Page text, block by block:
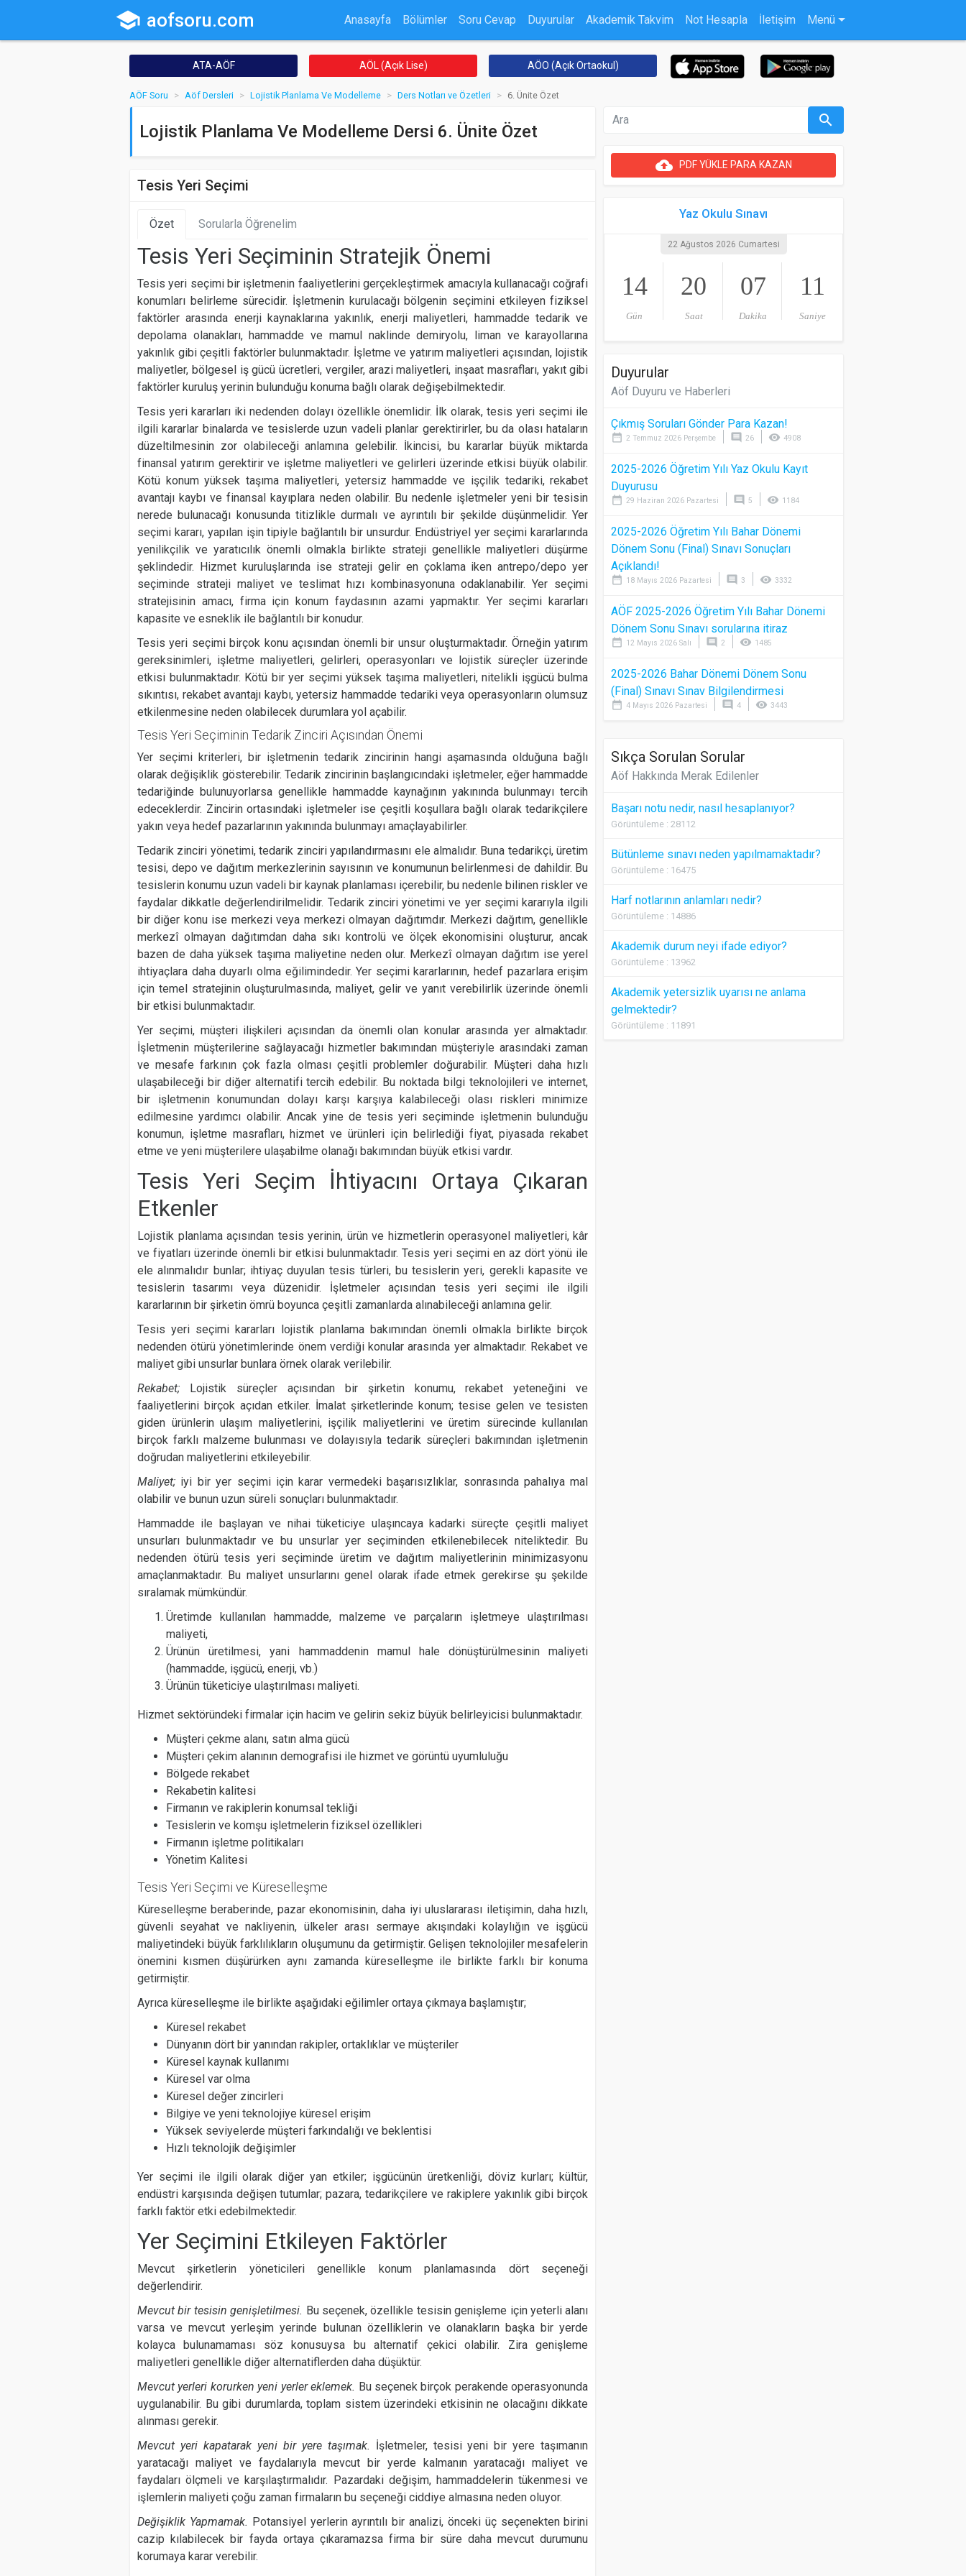
school aofsoru.com Anasayfa Bölümler Soru Cevap Duyurular Akademik Takvim Not Hesapla İletişim Menü
ATA-AÖF AÖL (Açık Lise) AÖO (Açık Ortaokul)
AÖF Soru Aöf Dersleri Lojistik Planlama Ve Modelleme Ders Notları ve Özetleri 6. Ünite Özet
Lojistik Planlama Ve Modelleme Dersi 6. Ünite Özet
Tesis Yeri Seçimi
Özet Sorularla Öğrenelim
Tesis Yeri Seçiminin Stratejik Önemi
Tesis yeri seçimi bir işletmenin faaliyetlerini gerçekleştirmek amacıyla kullanacağı coğrafi
konumları belirleme sürecidir. İşletmenin kurulacağı bölgenin seçimini etkileyen fiziksel
faktörler arasında enerji kaynaklarına yakınlık, enerji maliyetleri, hammadde tedarik ve
depolama olanakları, hammadde ve mamul naklinde demiryolu, liman ve karayollarına
yakınlık gibi çeşitli faktörler bulunmaktadır. İşletme ve yatırım maliyetleri açısından, lojistik
maliyetler, bölgesel iş gücü ücretleri, vergiler, arazi maliyetleri, inşaat masrafları, yakıt gibi
faktörler kuruluş yerinin bulunduğu konuma bağlı olarak değişebilmektedir.
Tesis yeri kararları iki nedenden dolayı özellikle önemlidir. İlk olarak, tesis yeri seçimi ile
ilgili kararlar binalarda ve tesislerde uzun vadeli planlar gerektirirler, bu da olası hataların
düzeltilmesinin zor olabileceği anlamına gelebilir. İkincisi, bu kararlar büyük miktarda
finansal yatırım gerektirir ve işletme maliyetleri ve gelirleri üzerinde etkisi büyük olabilir.
Kötü konum yüksek taşıma maliyetleri, yetersiz hammadde ve işçilik tedariki, rekabet
avantajı kaybı ve finansal kayıplara neden olabilir. Bu nedenle işletmeler yeni bir tesisin
nerede bulunacağı konusunda titizlikle durmalı ve ayrıntılı bir şekilde düşünmelidir. Yer
seçimi kararı, yapılan işin tipiyle bağlantılı bir unsurdur. Endüstriyel yer seçimi kararlarında
yenilikçilik ve yaratıcılık önemli olmakla birlikte strateji genellikle maliyetleri düşürme
şeklindedir. Hizmet kuruluşlarında ise strateji gelir en çoklama iken antrepo/depo yer
seçiminde strateji maliyet ve teslimat hızı kombinasyonuna odaklanabilir. Yer seçimi
stratejisinin amacı, firma için konum faydasının azami yapmaktır. Yer seçimi kararları
kapasite ve esneklik ile bağlantılı bir konudur.
Tesis yeri seçimi birçok konu açısından önemli bir unsur oluşturmaktadır. Örneğin yatırım
gereksinimleri, işletme maliyetleri, gelirleri, operasyonları ve lojistik süreçler üzerinde
etkisi bulunmaktadır. Kötü bir yer seçimi yüksek taşıma maliyetleri, nitelikli işgücü bulma
sıkıntısı, rekabet avantajı kaybı, yetersiz hammadde tedariki veya operasyonların olumsuz
etkilenmesine neden olabilecek durumlara yol açabilir.
Tesis Yeri Seçiminin Tedarik Zinciri Açısından Önemi
Yer seçimi kriterleri, bir işletmenin tedarik zincirinin hangi aşamasında olduğuna bağlı
olarak değişiklik gösterebilir. Tedarik zincirinin başlangıcındaki işletmeler, eğer hammadde
tedariğinde bulunuyorlarsa genellikle hammadde kaynağının yakınında bulunmayı tercih
edeceklerdir. Zincirin ortasındaki işletmeler ise çeşitli koşullara bağlı olarak tedarikçilere
yakın veya hedef pazarlarının yakınında bulunmayı amaçlayabilirler.
Tedarik zinciri yönetimi, tedarik zinciri yapılandırmasını ele almalıdır. Buna tedarikçi, üretim
tesisi, depo ve dağıtım merkezlerinin sayısının ve konumunun belirlenmesi de dahildir. Bu
tesislerin konumu uzun vadeli bir kaynak planlaması içerebilir, bu nedenle bilinen riskler ve
faydalar dikkatle değerlendirilmelidir. Tedarik zinciri yönetimi ve yer seçimi kararıyla ilgili
bir diğer konu ise merkezi veya merkezi olmayan dağıtımdır. Merkezi dağıtım, genellikle
merkezî olmayan dağıtımdan daha sıkı kontrolü ve ölçek ekonomisini oluşturur, ancak
bazen de daha yüksek taşıma maliyetine neden olur. Merkezî olmayan dağıtım ise yerel
ihtiyaçlara daha duyarlı olma eğilimindedir. Yer seçimi kararlarının, hedef pazarlara erişim
için temel stratejinin oluşturulmasında, maliyet, gelir ve yanıt verebilirlik üzerinde önemli
bir etkisi bulunmaktadır.
Yer seçimi, müşteri ilişkileri açısından da önemli olan konular arasında yer almaktadır.
İşletmenin müşterilerine sağlayacağı hizmetler bakımından müşteriyle arasındaki zaman
ve mesafe farkının çok fazla olması çeşitli problemler doğurabilir. Müşteri daha hızlı
ulaşabileceği bir diğer alternatifi tercih edebilir. Bu noktada bilgi teknolojileri ve internet,
bir işletmenin konumundan dolayı karşı karşıya kalabileceği olası riskleri minimize
edilmesine yardımcı olabilir. Ancak yine de tesis yeri seçiminde işletmenin bulunduğu
konumun, işletme masrafları, hizmet ve ürünleri için belirlediği fiyat, piyasada rekabet
etme ve yeni müşterilere ulaşabilme olanağı bakımından büyük etkisi vardır.
Tesis Yeri Seçim İhtiyacını Ortaya Çıkaran
Etkenler
Lojistik planlama açısından tesis yerinin, ürün ve hizmetlerin operasyonel maliyetleri, kâr
ve fiyatları üzerinde önemli bir etkisi bulunmaktadır. Tesis yeri seçimi en az dört yönü ile
ele alınmalıdır bunlar; ihtiyaç duyulan tesis türleri, bu tesislerin yeri, gerekli kapasite ve
tesislerin tasarımı veya düzenidir. İşletmeler açısından tesis yeri seçimi ile ilgili
kararlarının bir şirketin ömrü boyunca çeşitli zamanlarda alınabileceği anlamına gelir.
Tesis yeri seçimi kararları lojistik planlama bakımından önemli olmakla birlikte birçok
nedenden ötürü yönetimlerinde önem verdiği konular arasında yer almaktadır. Rekabet ve
maliyet gibi unsurlar bunlara örnek olarak verilebilir.
Rekabet; Lojistik süreçler açısından bir şirketin konumu, rekabet yeteneğini ve
faaliyetlerini birçok açıdan etkiler. İmalat şirketlerinde konum; tesise gelen ve tesisten
giden ürünlerin ulaşım maliyetlerini, işçilik maliyetlerini ve üretim sürecinde kullanılan
birçok farklı malzeme bulunması ve dolayısıyla tedarik süreçleri bakımından işletmenin
doğrudan maliyetlerini etkileyebilir.
Maliyet; iyi bir yer seçimi için karar vermedeki başarısızlıklar, sonrasında pahalıya mal
olabilir ve bunun uzun süreli sonuçları bulunmaktadır.
Hammadde ile başlayan ve nihai tüketiciye ulaşıncaya kadarki süreçte çeşitli maliyet
unsurları bulunmaktadır ve bu unsurlar yer seçiminden etkilenebilecek niteliktedir. Bu
nedenden ötürü tesis yeri seçiminde üretim ve dağıtım maliyetlerinin minimizasyonu
amaçlanmaktadır. Bu maliyet unsurlarını genel olarak ifade etmek gerekirse şu şekilde
sıralamak mümkündür.
Üretimde kullanılan hammadde, malzeme ve parçaların işletmeye ulaştırılması
maliyeti,
Ürünün üretilmesi, yani hammaddenin mamul hale dönüştürülmesinin maliyeti
(hammadde, işgücü, enerji, vb.)
Ürünün tüketiciye ulaştırılması maliyeti.
Hizmet sektöründeki firmalar için hacim ve gelirin sekiz büyük belirleyicisi bulunmaktadır.
Müşteri çekme alanı, satın alma gücü
Müşteri çekim alanının demografisi ile hizmet ve görüntü uyumluluğu
Bölgede rekabet
Rekabetin kalitesi
Firmanın ve rakiplerin konumsal tekliği
Tesislerin ve komşu işletmelerin fiziksel özellikleri
Firmanın işletme politikaları
Yönetim Kalitesi
Tesis Yeri Seçimi ve Küreselleşme
Küreselleşme beraberinde, pazar ekonomisinin, daha iyi uluslararası iletişimin, daha hızlı,
güvenli seyahat ve nakliyenin, ülkeler arası sermaye akışındaki kolaylığın ve işgücü
maliyetindeki büyük farklılıkların oluşumunu da getirmiştir. Gelişen teknolojiler mesafelerin
önemini kısmen düşürürken aynı zamanda küreselleşme ile birlikte farklı bir konuma
getirmiştir.
Ayrıca küreselleşme ile birlikte aşağıdaki eğilimler ortaya çıkmaya başlamıştır;
Küresel rekabet
Dünyanın dört bir yanından rakipler, ortaklıklar ve müşteriler
Küresel kaynak kullanımı
Küresel var olma
Küresel değer zincirleri
Bilgiye ve yeni teknolojiye küresel erişim
Yüksek seviyelerde müşteri farkındalığı ve beklentisi
Hızlı teknolojik değişimler
Yer seçimi ile ilgili olarak diğer yan etkiler; işgücünün üretkenliği, döviz kurları; kültür,
endüstri karşısında değişen tutumlar; pazara, tedarikçilere ve rakiplere yakınlık gibi birçok
farklı faktör etki edebilmektedir.
Yer Seçimini Etkileyen Faktörler
Mevcut şirketlerin yöneticileri genellikle konum planlamasında dört seçeneği
değerlendirir.
Mevcut bir tesisin genişletilmesi. Bu seçenek, özellikle tesisin genişleme için yeterli alanı
varsa ve mevcut yerleşim yerinde bulunan özelliklerin ve olanakların başka bir yerde
kolayca bulunamaması söz konusuysa bu alternatif çekici olabilir. Zira genişleme
maliyetleri genellikle diğer alternatiflerden daha düşüktür.
Mevcut yerleri korurken yeni yerler eklemek. Bu seçenek birçok perakende operasyonunda
uygulanabilir. Bu gibi durumlarda, toplam sistem üzerindeki etkisinin ne olacağını dikkate
alınması gerekir.
Mevcut yeri kapatarak yeni bir yere taşımak. İşletmeler, tesisi yeni bir yere taşımanın
yaratacağı maliyet ve faydalarıyla mevcut bir yerde kalmanın yaratacağı maliyet ve
faydaları ölçmeli ve karşılaştırmalıdır. Pazardaki değişim, hammaddelerin tükenmesi ve
işlemlerin maliyeti çoğu zaman firmaların bu seçeneği ciddiye almasına neden oluyor.
Değişiklik Yapmamak. Potansiyel yerlerin ayrıntılı bir analizi, önceki üç seçenekten birini
cazip kılabilecek bir fayda ortaya çıkaramazsa firma bir süre daha mevcut durumunu
korumaya karar verebilir.
search
cloud_uploadPDF YÜKLE PARA KAZAN
Yaz Okulu Sınavı
22 Ağustos 2026 Cumartesi
14
Gün
20
Saat
07
Dakika
10
Saniye
Duyurular
Aöf Duyuru ve Haberleri
Çıkmış Soruları Gönder Para Kazan!
date_range 2 Temmuz 2026 Perşembe comment 26 visibility 4908
2025-2026 Öğretim Yılı Yaz Okulu Kayıt
Duyurusu
date_range 29 Haziran 2026 Pazartesi comment 5 visibility 1184
2025-2026 Öğretim Yılı Bahar Dönemi
Dönem Sonu (Final) Sınavı Sonuçları
Açıklandı!
date_range 18 Mayıs 2026 Pazartesi comment 3 visibility 3332
AÖF 2025-2026 Öğretim Yılı Bahar Dönemi
Dönem Sonu Sınavı sorularına itiraz
date_range 12 Mayıs 2026 Salı comment 2 visibility 1485
2025-2026 Bahar Dönemi Dönem Sonu
(Final) Sınavı Sınav Bilgilendirmesi
date_range 4 Mayıs 2026 Pazartesi comment 4 visibility 3443
Sıkça Sorulan Sorular
Aöf Hakkında Merak Edilenler
Başarı notu nedir, nasıl hesaplanıyor?
Görüntüleme : 28112
Bütünleme sınavı neden yapılmamaktadır?
Görüntüleme : 16475
Harf notlarının anlamları nedir?
Görüntüleme : 14886
Akademik durum neyi ifade ediyor?
Görüntüleme : 13962
Akademik yetersizlik uyarısı ne anlama
gelmektedir?
Görüntüleme : 11891